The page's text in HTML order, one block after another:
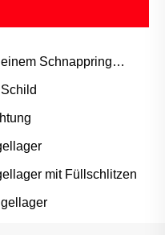
Schnappring
mit Füllschlitzen